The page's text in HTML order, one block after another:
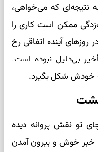
نتیجه‌ای که می‌خواهی،
ممکن است کاری را
آینده اتفاقی رخ
بی‌دلیل نبوده است.
خودش شکل بگیرد.
تو نقش پروانه دیده
خبر خوش و بیرون آمدن